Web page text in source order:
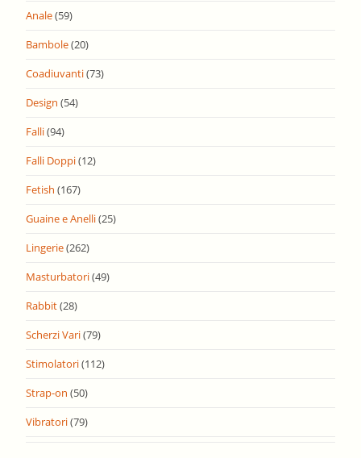
Anale(59)
Bambole(20)
Coadiuvanti(73)
Design (54)
Falli(94)
Falli Doppi(12)
Fetish (167)
Guaine e Anelli(25)
Lingerie(262)
Masturbatori(49)
Rabbit(28)
Scherzi Vari(79)
Stimolatori(112)
Strap-on (50)
Vibratori(79)